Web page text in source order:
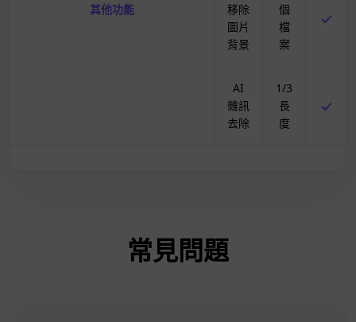
其他功能
移除
圖片
背景
個
檔
案
AI
雜訊
去除
1/3
長
度
常見問題